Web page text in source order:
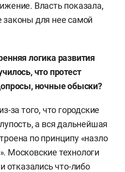
Власть показала,
законы для нее самой
логика развития
что протест
ночные обыски?
за того, что городские
а вся дальнейшая
по принципу «назло
Московские технологи
отказались что-либо